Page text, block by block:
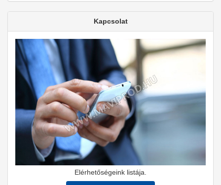
Kapcsolat
Elérhetőségeink listája.